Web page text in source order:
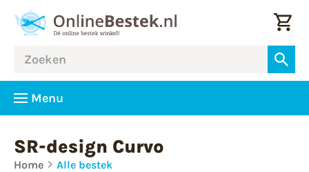
Menu
SR-design Curvo
Home
Alle bestek